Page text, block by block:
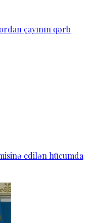
çayının qərb
edilən hücumda